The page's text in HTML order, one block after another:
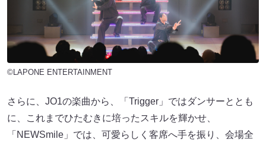
©LAPONE ENTERTAINMENT
さらに、JO1の楽曲から、「Trigger」ではダンサーととも
に、これまでひたむきに培ったスキルを輝かせ、
「NEWSmile」では、可愛らしく客席へ手を振り、会場全